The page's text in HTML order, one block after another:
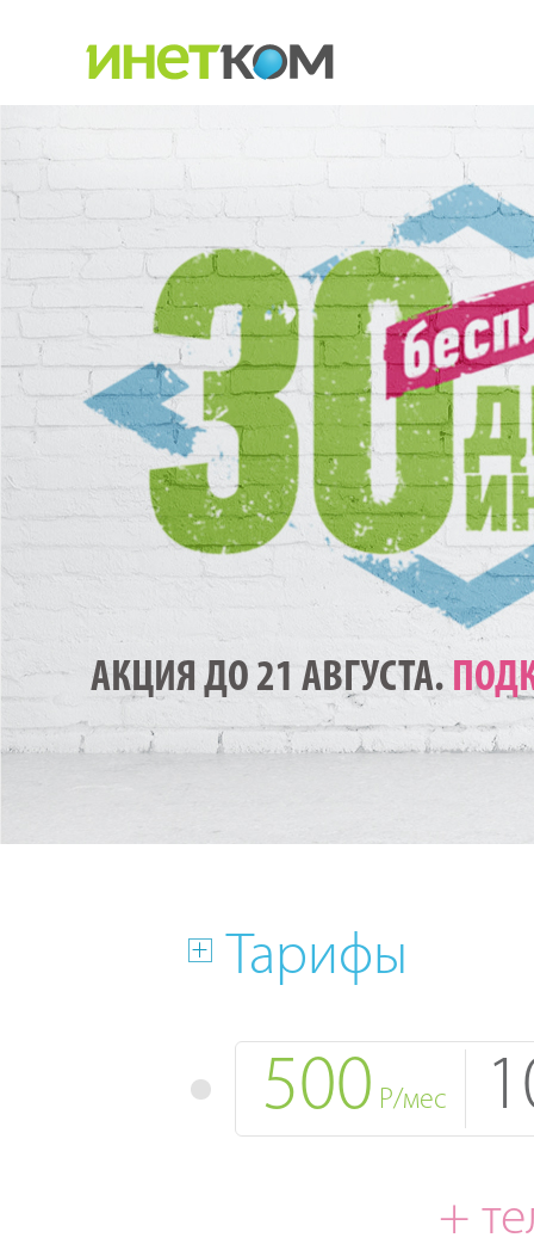
АКЦИЯ ДО 21 АВГУСТА.
Тарифы
500 Р/мес
+